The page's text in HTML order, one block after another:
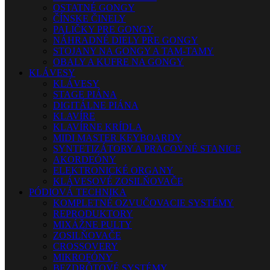
OSTATNÉ GONGY
ČÍNSKE ČINELY
PALIČKY PRE GONGY
NÁHRADNÉ DIELY PRE GONGY
STOJANY NA GONGY A TAM-TAMY
OBALY A KUFRE NA GONGY
KLÁVESY
KLÁVESY
STAGE PIÁNA
DIGITÁLNE PIÁNA
KLAVÍRE
KLAVÍRNE KRÍDLA
MIDI MASTER KEYBOARDY
SYNTETIZÁTORY A PRACOVNÉ STANICE
AKORDEÓNY
ELEKTRONICKÉ ORGANY
KLÁVESOVÉ ZOSILŇOVAČE
PÓDIOVÁ TECHNIKA
KOMPLETNÉ OZVUČOVACIE SYSTÉMY
REPRODUKTORY
MIXÁŽNE PULTY
ZOSILŇOVAČE
CROSSOVERY
MIKROFÓNY
BEZDRÔTOVÉ SYSTÉMY